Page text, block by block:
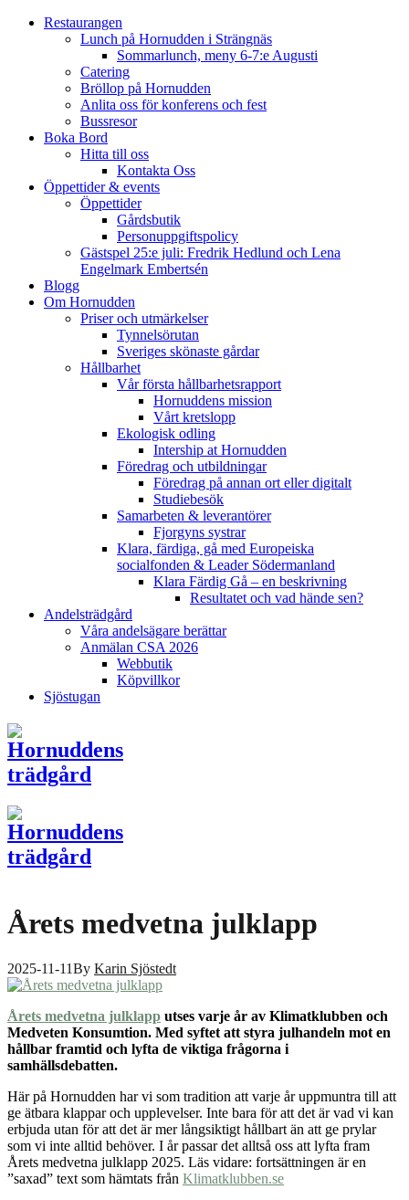
Restaurangen
Lunch på Hornudden i Strängnäs
Sommarlunch, meny 6-7:e Augusti
Catering
Bröllop på Hornudden
Anlita oss för konferens och fest
Bussresor
Boka Bord
Hitta till oss
Kontakta Oss
Öppettider & events
Öppettider
Gårdsbutik
Personuppgiftspolicy
Gästspel 25:e juli: Fredrik Hedlund och Lena
Engelmark Embertsén
Blogg
Om Hornudden
Priser och utmärkelser
Tynnelsörutan
Sveriges skönaste gårdar
Hållbarhet
Vår första hållbarhetsrapport
Hornuddens mission
Vårt kretslopp
Ekologisk odling
Intership at Hornudden
Föredrag och utbildningar
Föredrag på annan ort eller digitalt
Studiebesök
Samarbeten & leverantörer
Fjorgyns systrar
Klara, färdiga, gå med Europeiska
socialfonden & Leader Södermanland
Klara Färdig Gå – en beskrivning
Resultatet och vad hände sen?
Andelsträdgård
Våra andelsägare berättar
Anmälan CSA 2026
Webbutik
Köpvillkor
Sjöstugan
Årets medvetna julklapp
2025-11-11By Karin Sjöstedt
Årets medvetna julklapp utses varje år av Klimatklubben och
Medveten Konsumtion. Med syftet att styra julhandeln mot en
hållbar framtid och lyfta de viktiga frågorna i
samhällsdebatten.
Här på Hornudden har vi som tradition att varje år uppmuntra till att
ge ätbara klappar och upplevelser. Inte bara för att det är vad vi kan
erbjuda utan för att det är mer långsiktigt hållbart än att ge prylar
som vi inte alltid behöver. I år passar det alltså oss att lyfta fram
Årets medvetna julklapp 2025. Läs vidare: fortsättningen är en
”saxad” text som hämtats från Klimatklubben.se